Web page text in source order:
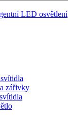
LED osvětlení
zářivky